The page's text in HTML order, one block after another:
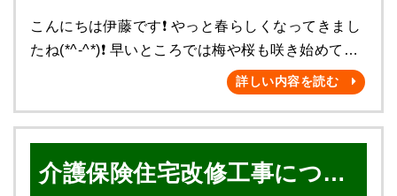
事 作業風景） 新規屋根材：IG工業 スーパーガ
ルテクト 今回急勾配（６寸以上）の為、屋根足場
りました！ とお褒めの言葉をいただけて 大変嬉し
い限りですヾ(≧▽≦)ﾉ そして最後Ｋ様（ご夫婦
様）と 担当させていただいた社長で 記念写真を撮
らせていただきました📷✨ 又、塗装工事期間中
に追加工事として トイレの水漏れ修理、キッチン
こんにちは伊藤です❗️ やっと春らしくなってきまし
たね(*^-^*)❗️ 早いところでは梅や桜も咲き始めてい
るみたいです🌸 去年の今頃は家族で箱根に行って
いました(^^♪彫刻の森美術館がきれいで感動したの
すが。。。花粉症になってしまったので悩ましいと
ころです(;´Д｀) さて、前回は介護保険住宅改修
詳しい内容を読む
介護保険住宅改修工事につい